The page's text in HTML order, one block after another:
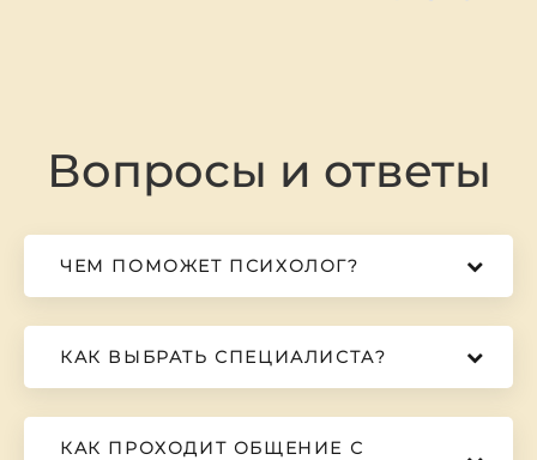
Вопросы и ответы
ЧЕМ ПОМОЖЕТ ПСИХОЛОГ?
КАК ВЫБРАТЬ СПЕЦИАЛИСТА?
КАК ПРОХОДИТ ОБЩЕНИЕ С